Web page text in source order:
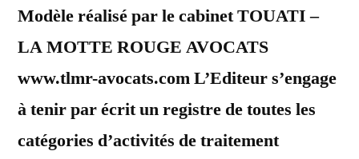
Modèle réalisé par le cabinet TOUATI –
LA MOTTE ROUGE AVOCATS
www.tlmr-avocats.com L’Editeur s’engage
à tenir par écrit un registre de toutes les
catégories d’activités de traitement